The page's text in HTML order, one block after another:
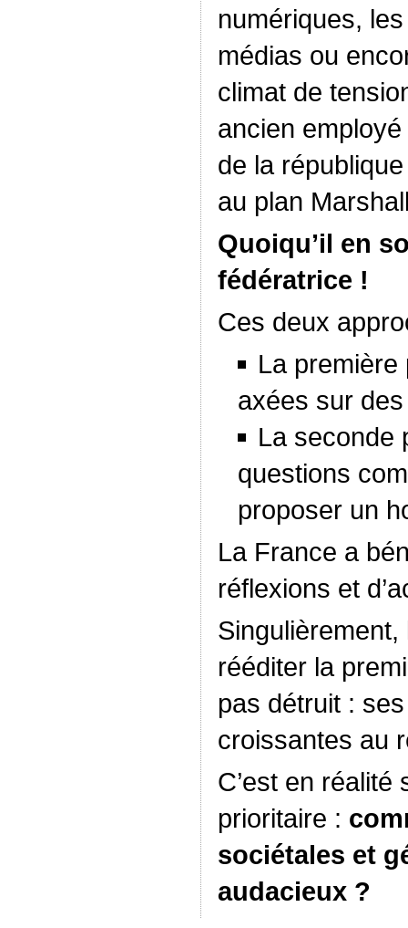
numériques,
médias ou
climat de
ancien
de la
au plan
Quoiqu’il en
fédératrice !
Ces deux
La
axées sur
La seconde
questions
proposer un
La France a
réflexions et
Singulièrement,
rééditer la
pas détruit :
croissantes au
C’est en
prioritaire :
sociétales et
audacieux ?